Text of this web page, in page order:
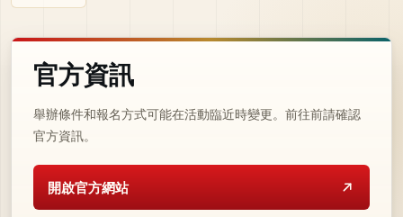
官方資訊
舉辦條件和報名方式可能在活動臨近時變更。前往前請確認
官方資訊。
開啟官方網站